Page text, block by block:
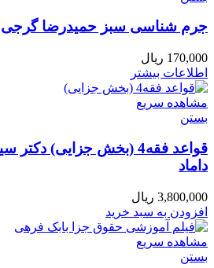
جرم شناسی سبز حمیدرضا گرجی
170,000 ریال
اطلاعات بیشتر
مشاهده سریع
بستن
قواعد فقه4 (بخش جزایی)
داماد
3,800,000 ریال
افزودن به سبد خرید
مشاهده سریع
بستن